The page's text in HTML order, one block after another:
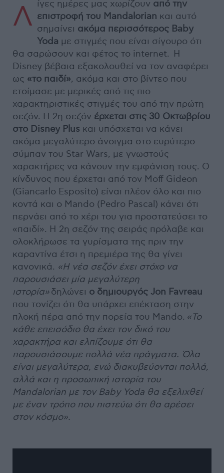
Λ ίγες ημέρες μας χωρίζουν από την
επιστροφή του Mandalorian και αυτό
σημαίνει ακόμα περισσότερος Baby
Yoda με στιγμές που είναι σίγουρο ότι
θα σαρώσουν και φέτος το internet. H
Disney βέβαια εξακολουθεί να τον αναφέρει
ως «το παιδί», ακόμα και στο βίντεο που
ετοίμασε με μερικές από τις πιο
χαρακτηριστικές στιγμές του από την πρώτη
σεζόν. Η 2η σεζόν έρχεται στις 30 Οκτωβρίου
στο Disney Plus και υπόσχεται να κάνει
ακόμα μεγαλύτερο άνοιγμα στο ευρύτερο
σύμπαν του Star Wars, με γνωστούς
χαρακτήρες να κάνουν την εμφάνιση τους. O
κίνδυνος που έρχεται από τον Moff Gideon
(Giancarlo Esposito) είναι πλέον όλο και πιο
κοντά και ο Mando (Pedro Pascal) κάνει ότι
περνάει από το χέρι του για προστατεύσει το
«παιδί». Η 2η σεζόν της σειράς πρόλαβε και
ολοκλήρωσε τα γυρίσματα της πριν την
καραντίνα έτσι η πρεμιέρα της θα γίνει
κανονικά. «Η νέα σεζόν έχει στόχο να
παρουσιάσει μία μεγαλύτερη
ιστορία»δηλώνει ο δημιουργός Jon Favreau
που τονίζει ότι θα υπάρχει επέκταση στην
πλοκή πέρα από την πορεία του Mando. «Το
κάθε επεισόδιο θα έχει τον δικό του
χαρακτήρα και ελπίζουμε ότι θα
παρουσιάσουμε πολλά νέα πράγματα. Όλα
είναι μεγαλύτερα, ενώ διακυβεύονται πολλά,
αλλά και η προσωπική ιστορία του
Mandalorian με τον Baby Yoda θα εξελιχθεί
με έναν τρόπο που πιστεύω ότι θα αρέσει
στον κόσμο».